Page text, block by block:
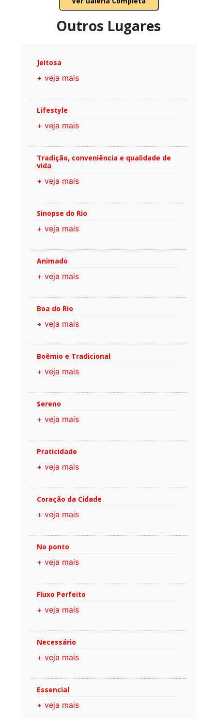
Outros Lugares
Jeitosa
+ veja mais
Lifestyle
+ veja mais
Tradição, conveniência e qualidade de
vida
+ veja mais
Sinopse do Rio
+ veja mais
Animado
+ veja mais
Boa do Rio
+ veja mais
Boêmio e Tradicional
+ veja mais
Sereno
+ veja mais
Praticidade
+ veja mais
Coração da Cidade
+ veja mais
No ponto
+ veja mais
Fluxo Perfeito
+ veja mais
Necessário
+ veja mais
Essencial
+ veja mais